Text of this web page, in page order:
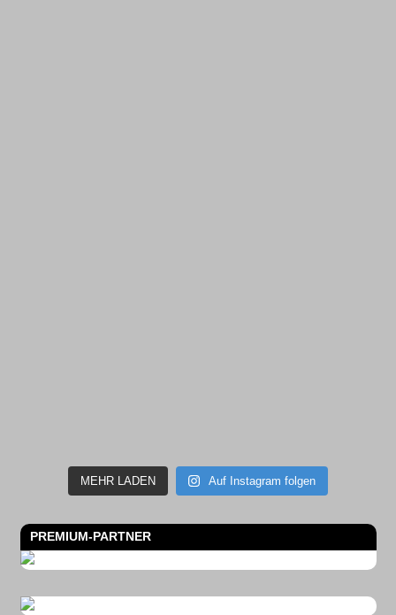
MEHR LADEN Auf Instagram folgen
PREMIUM-PARTNER